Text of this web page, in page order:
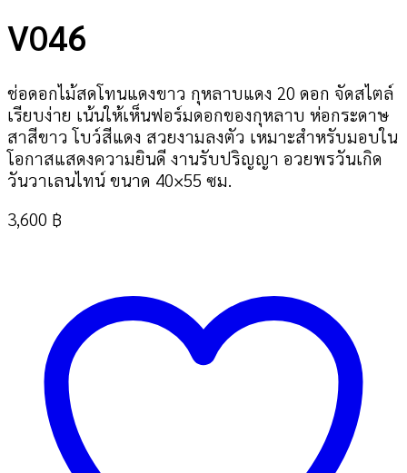
V046
ช่อดอกไม้สดโทนแดงขาว กุหลาบแดง 20 ดอก จัดสไตล์
เรียบง่าย เน้นให้เห็นฟอร์มดอกของกุหลาบ ห่อกระดาษ
สาสีขาว โบว์สีแดง สวยงามลงตัว เหมาะสำหรับมอบใน
โอกาสแสดงความยินดี งานรับปริญญา อวยพรวันเกิด
วันวาเลนไทน์ ขนาด 40×55 ซม.
3,600 ฿